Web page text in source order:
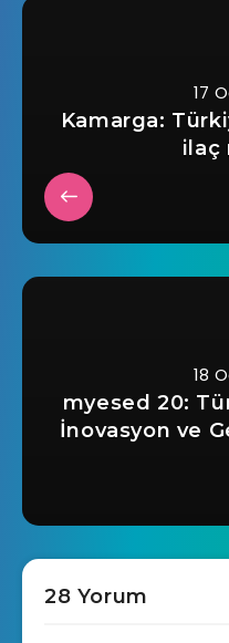
17
Kamarga:
ilaç
18
myesed 20:
İnovasyon ve
28 Yorum